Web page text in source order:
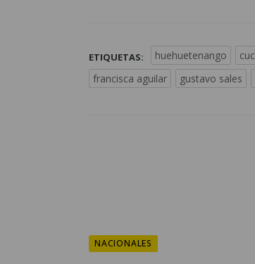
ETIQUETAS: huehuetenango cuc
francisca aguilar
gustavo sales
NACIONALES